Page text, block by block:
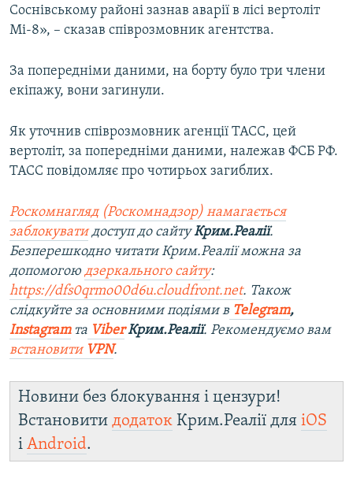
Соснівському районі зазнав аварії в лісі вертоліт
Мі-8», – сказав співрозмовник агентства.
За попередніми даними, на борту було три члени
екіпажу, вони загинули.
Як уточнив співрозмовник агенції ТАСС, цей
вертоліт, за попередніми даними, належав ФСБ РФ.
ТАСС повідомляє про чотирьох загиблих.
Роскомнагляд (Роскомнадзор) намагається
заблокуватидоступ до сайтуКрим.Реалії.
Безперешкодно читати Крим.Реалії можна за
допомогою дзеркального сайту:
https://dfs0qrmo00d6u.cloudfront.net. Також
слідкуйте за основними подіями в Telegram,
Instagramта ViberКрим.Реалії. Рекомендуємо вам
встановити VPN.
Новини без блокування і цензури!
Встановити додаток Крим.Реалії для iOS
і Android.